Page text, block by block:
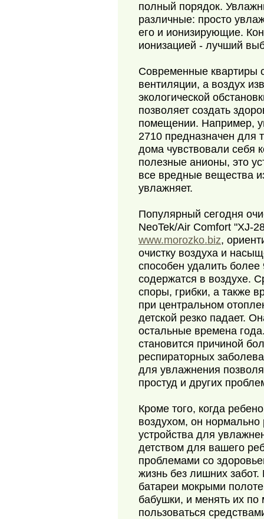
полный порядок.
различные: просто
его и ионизирующие.
ионизацией - лучший
Современные квартиры
вентиляции, а воздух
экологической
позволяет создать
помещении. Например,
2710 предназначен для
дома чувствовали себя
полезные анионы, это
все вредные вещества
увлажняет.
Популярный сегодня
NeoTek/Air Comfort "XJ-
www.morozko.biz,
очистку воздуха и
способен удалить
содержатся в воздухе.
споры, грибки, а также
при центральном
детской резко падает.
остальные времена
становится причиной
респираторных
для увлажнения
простуд и других
Кроме того, когда
воздухом, он нормально
устройства для
детством для вашего
проблемами со
жизнь без лишних
батареи мокрыми
бабушки, и менять их
пользоваться